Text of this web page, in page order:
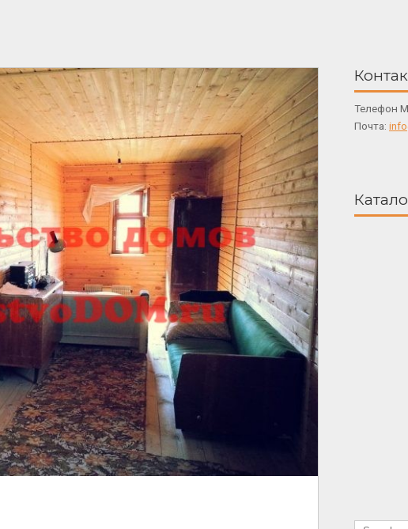
Телефон
Почта: